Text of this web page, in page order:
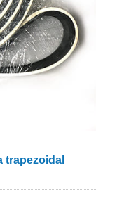
trapezoidal